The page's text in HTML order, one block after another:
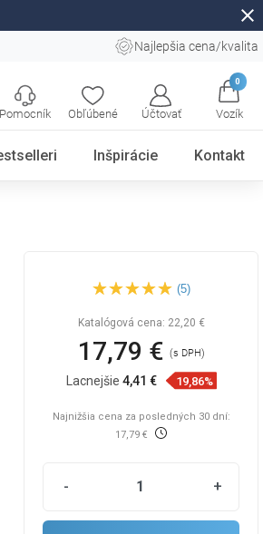
close
Najlepšia cena/kvalita
Obľúbené Účtovať
0
Vozík
Pomocník
Inšpirácie Kontakt
Mexen Kai uhlová prípojka,
zlatá - 79341-50
(5)
Katalógová cena: 22,20 €
17,79 € (s DPH)
Lacnejšie4,41 € 19,86%
Najnižšia cena za posledných 30 dní:
17,79 €
- +